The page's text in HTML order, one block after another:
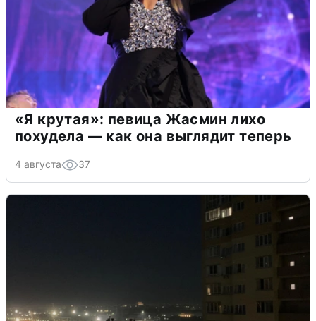
«Я крутая»: певица Жасмин лихо
похудела — как она выглядит теперь
4 августа 37